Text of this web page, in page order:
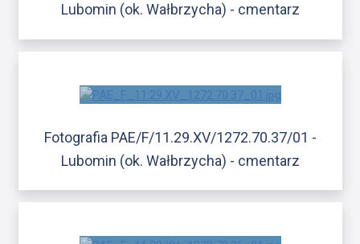
Lubomin (ok. Wałbrzycha) - cmentarz
Fotografia PAE/F/11.29.XV/1272.70.37/01 -
Lubomin (ok. Wałbrzycha) - cmentarz